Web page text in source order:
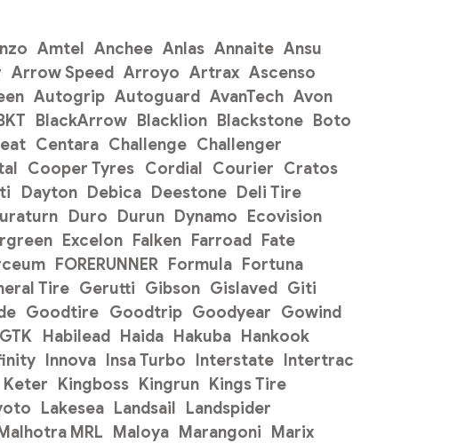
Amtel Anchee Anlas Annaite Ansu
Arrow Speed Arroyo Artrax Ascenso
Autogrip Autoguard AvanTech Avon
BlackArrow Blacklion Blackstone Boto
Centara Challenge Challenger
Cooper Tyres Cordial Courier Cratos
Dayton Debica Deestone Deli Tire
Duro Durun Dynamo Ecovision
Excelon Falken Farroad Fate
FORERUNNER Formula Fortuna
Tire Gerutti Gibson Gislaved Giti
Goodtire Goodtrip Goodyear Gowind
GTK Habilead Haida Hakuba Hankook
Innova Insa Turbo Interstate Intertrac
Keter Kingboss Kingrun Kings Tire
Lakesea Landsail Landspider
MRL Maloya Marangoni Marix